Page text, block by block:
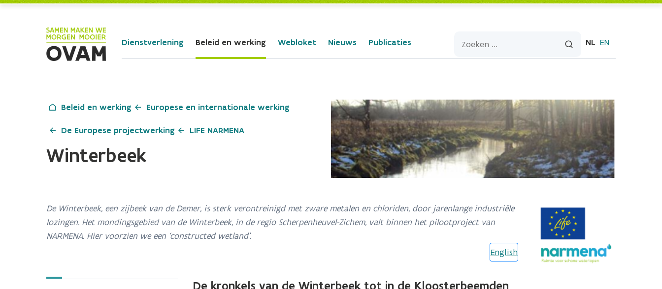
Dienstverlening Beleid en werking Webloket Nieuws Publicaties NL EN
Beleid en werking Europese en internationale werking
De Europese projectwerking LIFE NARMENA
Winterbeek
De Winterbeek, een zijbeek van de Demer, is sterk verontreinigd met zware metalen en chloriden, door jarenlange industriële
lozingen. Het mondingsgebied van de Winterbeek, in de regio Scherpenheuvel-Zichem, valt binnen het pilootproject van
NARMENA. Hier voorzien we een ‘constructed wetland’.
English
De kronkels van de Winterbeek tot in de Kloosterbeemden